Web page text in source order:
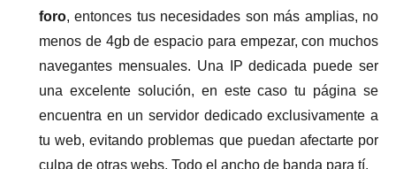
foro, entonces tus necesidades son más amplias, no
menos de 4gb de espacio para empezar, con muchos
navegantes mensuales. Una IP dedicada puede ser
una excelente solución, en este caso tu página se
encuentra en un servidor dedicado exclusivamente a
tu web, evitando problemas que puedan afectarte por
culpa de otras webs. Todo el ancho de banda para tí.